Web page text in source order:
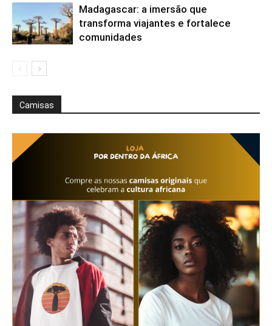
Madagascar: a imersão que
transforma viajantes e fortalece
comunidades
Camisas